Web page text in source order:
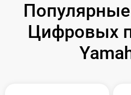
Цифровых